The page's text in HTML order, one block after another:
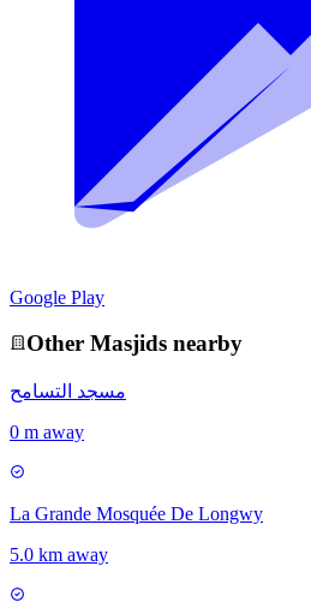
Google Play
Other Masjids nearby
مسجد التسامح
0 m away
La Grande Mosquée De Longwy
5.0 km away